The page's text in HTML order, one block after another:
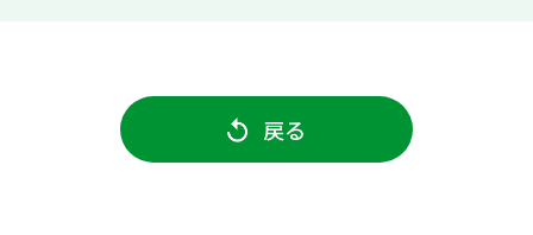
戻る